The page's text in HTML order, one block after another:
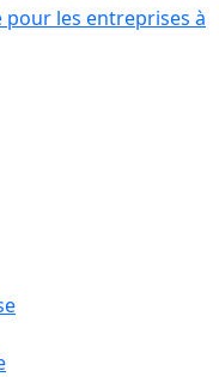
les entreprises à